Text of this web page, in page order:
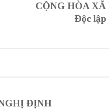
CỘNG HÒA
Độc lập
ĐỊNH